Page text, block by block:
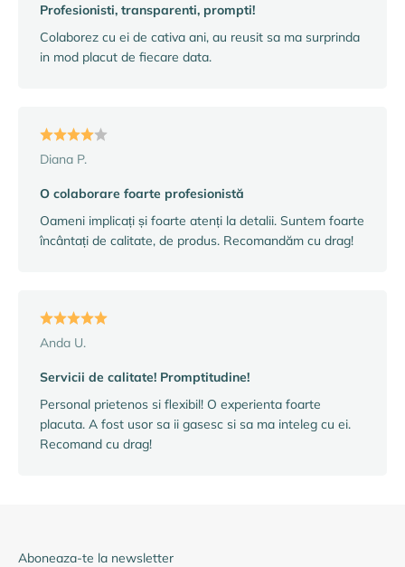
Profesionisti, transparenti, prompti!
Colaborez cu ei de cativa ani, au reusit sa ma surprinda
in mod placut de fiecare data.
Diana P.
O colaborare foarte profesionistă
Oameni implicați și foarte atenți la detalii. Suntem foarte
încântați de calitate, de produs. Recomandăm cu drag!
Anda U.
Servicii de calitate! Promptitudine!
Personal prietenos si flexibil! O experienta foarte
placuta. A fost usor sa ii gasesc si sa ma inteleg cu ei.
Recomand cu drag!
Aboneaza-te la newsletter